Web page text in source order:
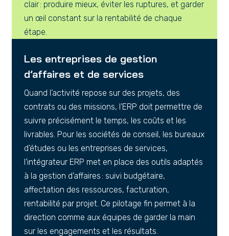
clair : produire mieux, éviter les ruptures, et garder
un œil constant sur la rentabilité de chaque
étape.
Les entreprises de gestion
d’affaires et de services
Quand l’activité repose sur des projets, des
contrats ou des missions, l’ERP doit permettre de
suivre précisément le temps, les coûts et les
livrables. Pour les sociétés de conseil, les bureaux
d’études ou les entreprises de services,
l’intégrateur ERP met en place des outils adaptés
à la gestion d’affaires : suivi budgétaire,
affectation des ressources, facturation,
rentabilité par projet. Ce pilotage fin permet à la
direction comme aux équipes de garder la main
sur les engagements et les résultats.